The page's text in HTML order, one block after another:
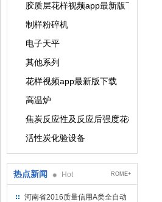
胶质层花样视频app最新版下载系列
制样粉碎机
电子天平
其他系列
花样视频app最新版下载
高温炉
焦炭反应性及反应后强度花样视频
活性炭化验设备
热点新闻 Hot ROME+
河南省2016质量信用A类全自动